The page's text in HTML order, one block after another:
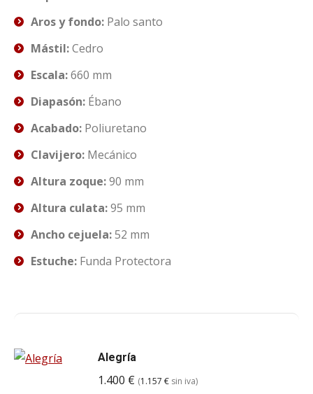
Aros y fondo: Palo santo
Mástil:Cedro
Escala:660 mm
Diapasón: Ébano
Acabado: Poliuretano
Clavijero: Mecánico
Altura zoque:90 mm
Altura culata:95 mm
Ancho cejuela:52 mm
Estuche: Funda Protectora
Alegría
1.400 € (1.157 € sin iva)